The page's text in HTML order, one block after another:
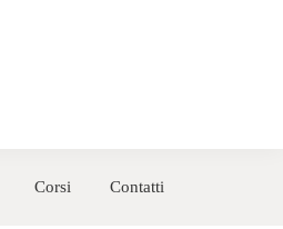
Corsi Contatti